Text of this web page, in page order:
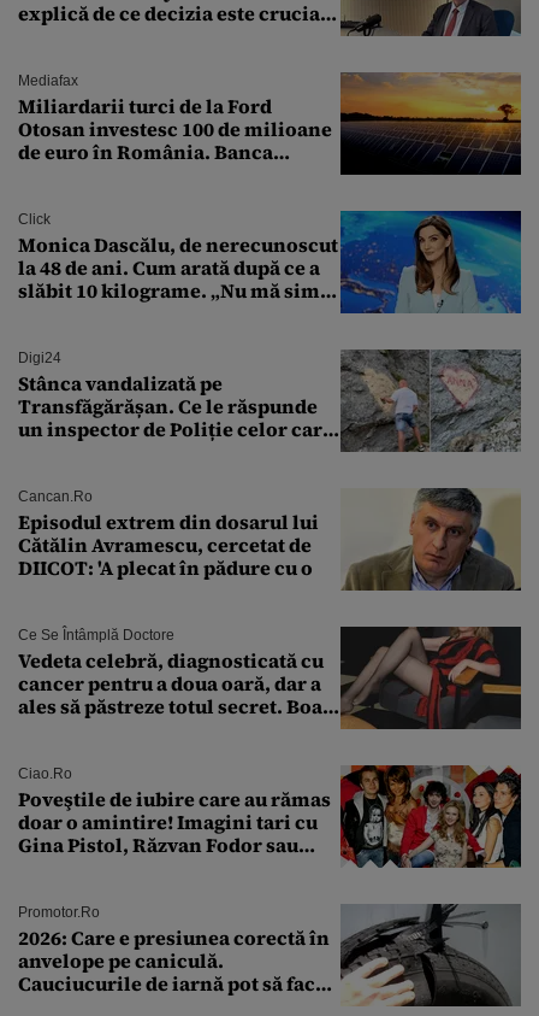
explică de ce decizia este crucială
Mediafax
Miliardarii turci de la Ford
Otosan investesc 100 de milioane
de euro în România. Banca
Click
Monica Dascălu, de nerecunoscut
la 48 de ani. Cum arată după ce a
slăbit 10 kilograme. „Nu mă simt
Digi24
Stânca vandalizată pe
Transfăgărășan. Ce le răspunde
un inspector de Poliție celor care
Cancan.ro
Episodul extrem din dosarul lui
Cătălin Avramescu, cercetat de
DIICOT: 'A plecat în pădure cu o
Ce Se Întâmplă Doctore
Vedeta celebră, diagnosticată cu
cancer pentru a doua oară, dar a
ales să păstreze totul secret. Boala
Ciao.ro
Poveştile de iubire care au rămas
doar o amintire! Imagini tari cu
Gina Pistol, Răzvan Fodor sau
Promotor.ro
2026: Care e presiunea corectă în
anvelope pe caniculă.
Cauciucurile de iarnă pot să facă